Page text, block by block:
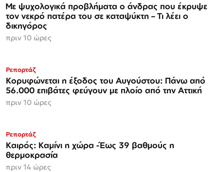
Με ψυχολογικά προβλήματα ο άνδρας που έκρυψε
τον νεκρό πατέρα του σε καταψύκτη – Τι λέει ο
δικηγόρος
πριν 10 ώρες
Ρεπορτάζ
Κορυφώνεται η έξοδος του Αυγούστου: Πάνω από
56.000 επιβάτες φεύγουν με πλοίο από την Αττική
πριν 10 ώρες
Ρεπορτάζ
Καιρός: Καμίνι η χώρα -Έως 39 βαθμούς η
θερμοκρασία
πριν 14 ώρες